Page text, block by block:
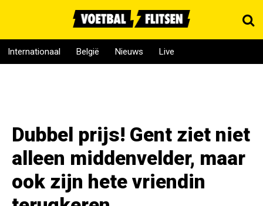
Internationaal België Nieuws Live
Dubbel prijs! Gent ziet niet
alleen middenvelder, maar
ook zijn hete vriendin